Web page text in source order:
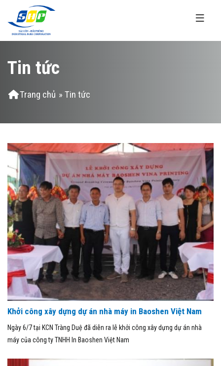
Nhảy đến nội dung
Tin tức
Bạn đang ở đây
Trang chủ » Tin tức
Khởi công xây dựng dự án nhà máy in Baoshen Việt Nam
Ngày 6/7 tại KCN Tràng Duệ đã diễn ra lễ khởi công xây dựng dự án nhà
máy của công ty TNHH In Baoshen Việt Nam